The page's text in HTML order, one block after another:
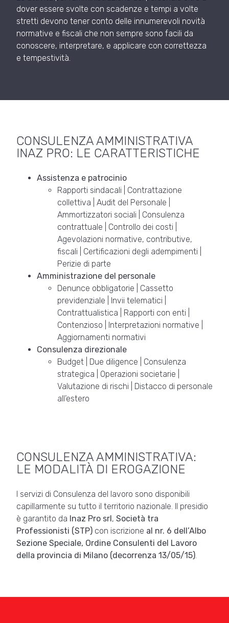
dover essere svolte con scadenze e tempi a volte
stretti devono tener conto delle innumerevoli novità
normative e fiscali che non sempre sono facili da
conoscere, interpretare, e applicare con correttezza
e tempestività.
CONSULENZA AMMINISTRATIVA
INAZ PRO: LE CARATTERISTICHE
Assistenza e patrocinio
Rapporti sindacali | Contrattazione
collettiva | Audit del Personale |
Ammortizzatori sociali | Consulenza
contrattuale | Controllo dei costi |
Agevolazioni normative, contributive,
fiscali | Certificazioni degli adempimenti |
Perizie di parte
Amministrazione del personale
Denunce obbligatorie | Cassetto
previdenziale | Invii telematici |
Contrattualistica | Rapporti con enti |
Contenzioso | Interpretazioni normative |
Aggiornamenti normativi
Consulenza direzionale
Budget | Due diligence | Consulenza
strategica | Operazioni societarie |
Valutazione di rischi | Distacco di personale
all’estero
CONSULENZA AMMINISTRATIVA:
LE MODALITÀ DI EROGAZIONE
I servizi di Consulenza del lavoro sono disponibili
capillarmente su tutto il territorio nazionale. Il presidio
è garantito da Inaz Pro srl, Società tra
Professionisti (STP) con iscrizione al nr. 6 dell’Albo
Sezione Speciale, Ordine Consulenti del Lavoro
della provincia di Milano (decorrenza 13/05/15)